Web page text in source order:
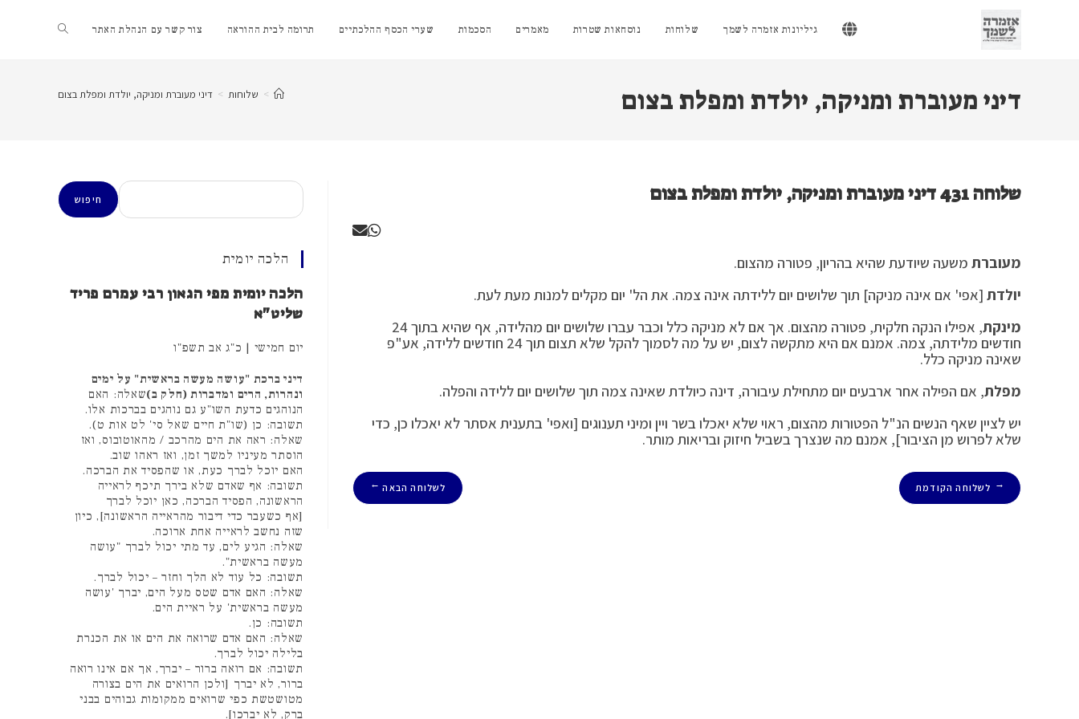
גיליונות אזמרה לשמך שלוחות נוסחאות שטרות מאמרים הסכמות שערי הכסף ההלכתיים תרומה לבית ההוראה צור קשר עם הנהלת האתר Toggle
website דיני מעוברת ומניקה, יולדת ומפלת בצום > שלוחות > דיני מעוברת ומניקה, יולדת ומפלת בצום
שלוחה 431 דיני מעוברת ומניקה, יולדת ומפלת בצום
מעוברת משעה שיודעת שהיא בהריון, פטורה מהצום.
יולדת [אפי' אם אינה מניקה] תוך שלושים יום ללידתה אינה צמה. את הל' יום מקלים למנות מעת לעת.
מינקת
, אפילו הנקה חלקית, פטורה מהצום. אך אם לא מניקה כלל וכבר עברו שלושים יום מהלידה, אף שהיא בתוך 24
חודשים מלידתה, צמה. אמנם אם היא מתקשה לצום, יש על מה לסמוך להקל שלא תצום תוך 24 חודשים ללידה, אע"פ
שאינה מניקה כלל.
מפלת, אם הפילה אחר ארבעים יום מתחילת עיבורה, דינה כיולדת שאינה צמה תוך שלושים יום ללידה והפלה.
יש לציין שאף הנשים הנ"ל הפטורות מהצום, ראוי שלא יאכלו בשר ויין ומיני תענוגים [ואפי' בתענית אסתר לא יאכלו כן, כדי
שלא לפרוש מן הציבור], אמנם מה שנצרך בשביל חיזוק ובריאות מותר.
← לשלוחה הקודמת לשלוחה הבאה →
חיפוש
חיפוש
הלכה יומית
הלכה יומית מפי הגאון רבי עמרם פריד
שליט"א
יום חמישי | כ"ג אב תשפ"ו
דיני ברכת "עושה מעשה בראשית" על ימים
ונהרות, הרים ומדברות (חלק ב)שאלה: האם
הנוהגים כדעת השו"ע גם נוהגים בברכות אלו.
תשובה: כן (שו"ת חיים שאל סי' לט אות ט).
שאלה: ראה את הים מהרכב / מהאוטובוס, ואז
הוסתר מעיניו למשך זמן, ואז ראהו שוב.
האם יוכל לברך כעת, או שהפסיד את הברכה.
תשובה: אף שאדם שלא בירך תיכף לראייה
הראשונה, הפסיד הברכה, כאן יוכל לברך
[אף כשעבר כדי דיבור מהראייה הראשונה], כיון
שזה נחשב לראייה אחת ארוכה.
שאלה: הגיע לים, עד מתי יכול לברך "עושה
מעשה בראשית".
תשובה: כל עוד לא הלך וחזר – יכול לברך.
שאלה: האם אדם שטס מעל הים, יברך 'עושה
מעשה בראשית' על ראיית הים.
תשובה: כן.
שאלה: האם אדם שרואה את הים או את הכנרת
בלילה יכול לברך.
תשובה: אם רואה ברור – יברך, אך אם אינו רואה
ברור, לא יברך [ולכן הרואים את הים בצורה
מטושטשת כפי שרואים ממקומות גבוהים בבני
ברק, לא יברכו].